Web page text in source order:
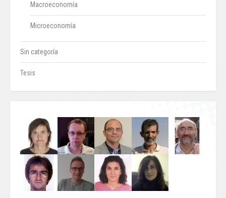
Macroeconomía
Microeconomía
Sin categoría
Tesis